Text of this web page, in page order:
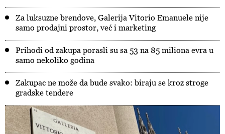
Za luksuzne brendove, Galerija Vitorio Emanuele nije
samo prodajni prostor, već i marketing
Prihodi od zakupa porasli su sa 53 na 85 miliona evra u
samo nekoliko godina
Zakupac ne može da bude svako: biraju se kroz stroge
gradske tendere